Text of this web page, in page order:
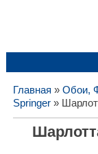
Главная » Обои,
Springer»